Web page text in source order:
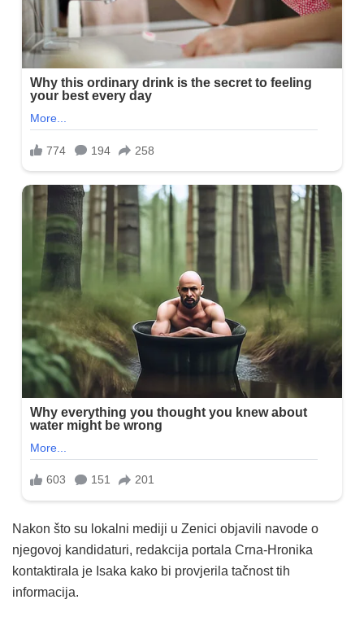
Nakon što su lokalni mediji u Zenici objavili navode o
njegovoj kandidaturi, redakcija portala Crna-Hronika
kontaktirala je Isaka kako bi provjerila tačnost tih
informacija.